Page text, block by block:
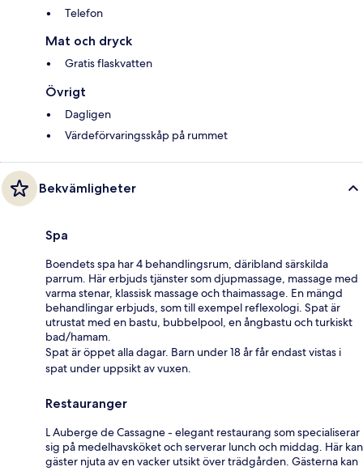
Telefon
Mat och dryck
Gratis flaskvatten
Övrigt
Dagligen
Värdeförvaringsskåp på rummet
Bekvämligheter
Spa
Boendets spa har 4 behandlingsrum, däribland särskilda
parrum. Här erbjuds tjänster som djupmassage, massage med
varma stenar, klassisk massage och thaimassage. En mängd
behandlingar erbjuds, som till exempel reflexologi. Spat är
utrustat med en bastu, bubbelpool, en ångbastu och turkiskt
bad/hamam.
Spat är öppet alla dagar. Barn under 18 år får endast vistas i
spat under uppsikt av vuxen.
Restauranger
L Auberge de Cassagne - elegant restaurang som specialiserar
sig på medelhavsköket och serverar lunch och middag. Här kan
gäster njuta av en vacker utsikt över trädgården. Gästerna kan